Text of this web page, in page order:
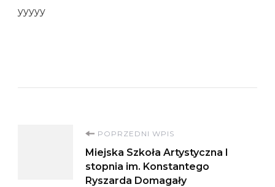
yyyyy
Nawigacja
wpisu
POPRZEDNI WPIS
Miejska Szkoła Artystyczna I
stopnia im. Konstantego
Ryszarda Domagały